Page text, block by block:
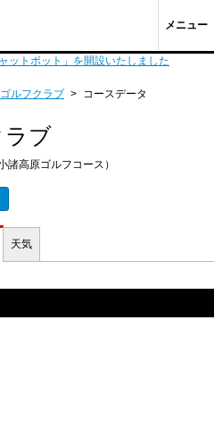
メニュー
ットボット」を開設いたしました
ルフクラブ > コースデータ
ラブ
諸高原ゴルフコース）
天気